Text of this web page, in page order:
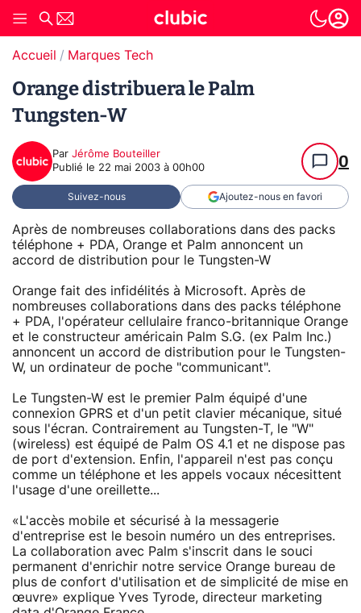
Accueil Marques Tech
Orange distribuera le Palm
Tungsten-W
Par Jérôme Bouteiller
Publié le 22 mai 2003 à 00h00 0
Suivez-nous Ajoutez-nous en favori
Après de nombreuses collaborations dans des packs
téléphone + PDA, Orange et Palm annoncent un
accord de distribution pour le Tungsten-W
Orange fait des infidélités à Microsoft. Après de
nombreuses collaborations dans des packs téléphone
+ PDA, l'opérateur cellulaire franco-britannique Orange
et le constructeur américain Palm S.G. (ex Palm Inc.)
annoncent un accord de distribution pour le Tungsten-
W, un ordinateur de poche "communicant".
Le Tungsten-W est le premier Palm équipé d'une
connexion GPRS et d'un petit clavier mécanique, situé
sous l'écran. Contrairement au Tungsten-T, le "W"
(wireless) est équipé de Palm OS 4.1 et ne dispose pas
de port d'extension. Enfin, l'appareil n'est pas conçu
comme un téléphone et les appels vocaux nécesittent
l'usage d'une oreillette...
«L'accès mobile et sécurisé à la messagerie
d'entreprise est le besoin numéro un des entreprises.
La collaboration avec Palm s'inscrit dans le souci
permanent d'enrichir notre service Orange bureau de
plus de confort d'utilisation et de simplicité de mise en
œuvre» explique Yves Tyrode, directeur marketing